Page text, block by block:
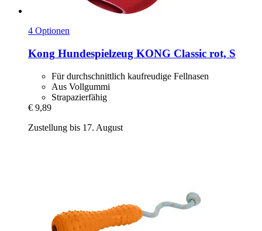
4 Optionen
Kong Hundespielzeug KONG Classic rot, S
Für durchschnittlich kaufreudige Fellnasen
Aus Vollgummi
Strapazierfähig
€ 9,89
Zustellung bis 17. August